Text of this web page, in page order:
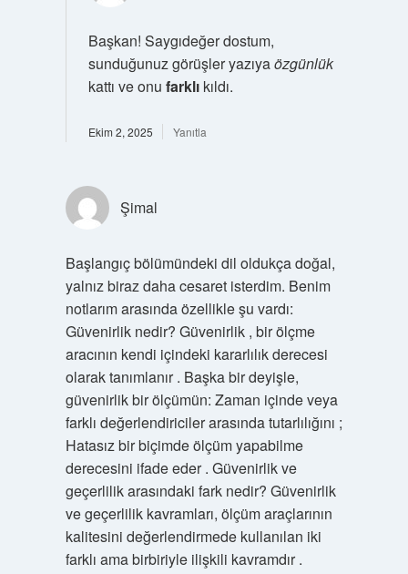
Başkan! Saygıdeğer dostum,
sunduğunuz görüşler yazıyaözgünlük
kattı ve onu farklıkıldı.
Ekim 2, 2025 Yanıtla
Şimal
Başlangıç bölümündeki dil oldukça doğal,
yalnız biraz daha cesaret isterdim. Benim
notlarım arasında özellikle şu vardı:
Güvenirlik nedir? Güvenirlik , bir ölçme
aracının kendi içindeki kararlılık derecesi
olarak tanımlanır . Başka bir deyişle,
güvenirlik bir ölçümün: Zaman içinde veya
farklı değerlendiriciler arasında tutarlılığını ;
Hatasız bir biçimde ölçüm yapabilme
derecesini ifade eder . Güvenirlik ve
geçerlilik arasındaki fark nedir? Güvenirlik
ve geçerlilik kavramları, ölçüm araçlarının
kalitesini değerlendirmede kullanılan iki
farklı ama birbiriyle ilişkili kavramdır .